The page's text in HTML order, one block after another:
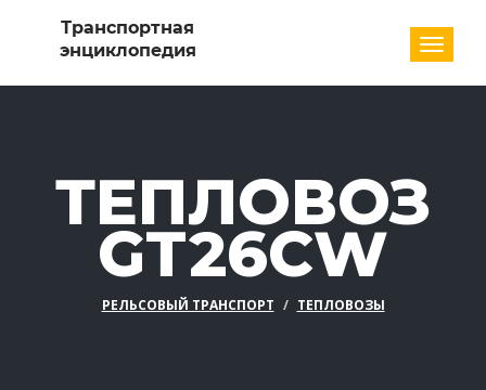
ТЕПЛОВОЗ
GT26CW
РЕЛЬСОВЫЙ ТРАНСПОРТ ТЕПЛОВОЗЫ